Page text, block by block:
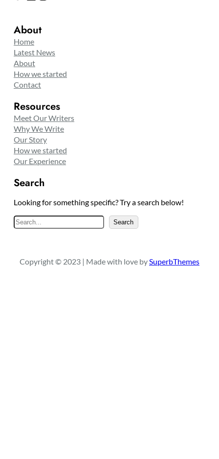
About
Home
Latest News
About
How we started
Contact
Resources
Meet Our Writers
Why We Write
Our Story
How we started
Our Experience
Search
Looking for something specific? Try a search below!
S
e
c
Search
Copyright © 2023 | Made with love bySuperbThemes